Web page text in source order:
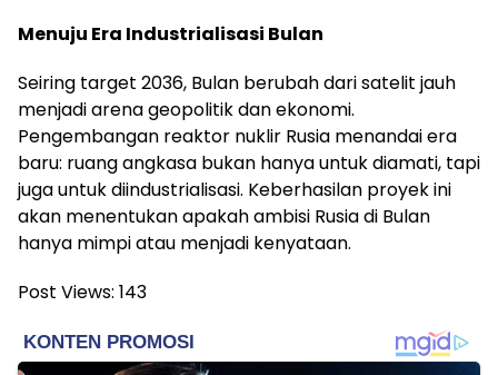
Menuju Era Industrialisasi Bulan
Seiring target 2036, Bulan berubah dari satelit jauh
menjadi arena geopolitik dan ekonomi.
Pengembangan reaktor nuklir Rusia menandai era
baru: ruang angkasa bukan hanya untuk diamati, tapi
juga untuk diindustrialisasi. Keberhasilan proyek ini
akan menentukan apakah ambisi Rusia di Bulan
hanya mimpi atau menjadi kenyataan.
Post Views: 143